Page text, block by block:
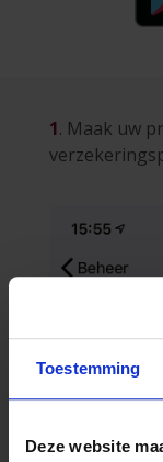
Toestemming
Deze website
1. Maak uw